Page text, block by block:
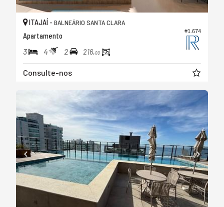
#1.674
ITAJAÍ - BALNEÁRIO SANTA CLARA
Apartamento
3 4 2 216,00
Consulte-nos